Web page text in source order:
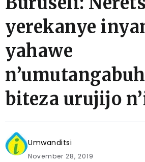
yerekanye
yahawe
biteza urujijo
Umwanditsi
November 28, 2019